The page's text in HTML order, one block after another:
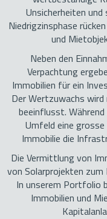
Unsicherheiten und
Niedrigzinsphase
und
Neben den
Verpachtung
Immobilien für ein
Der Wertzuwachs
beeinflusst.
Umfeld eine
Immobilie die
Die Vermittlung von
von Solarprojekten
In unserem Portfolio
Immobilien und